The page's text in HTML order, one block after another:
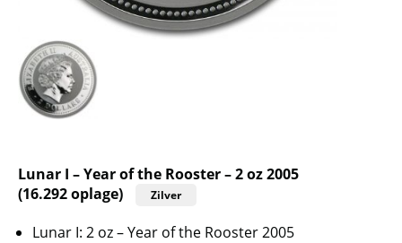
Lunar I – Year of the Rooster – 2 oz 2005
(16.292 oplage)
Zilver
Lunar I: 2 oz – Year of the Rooster 2005